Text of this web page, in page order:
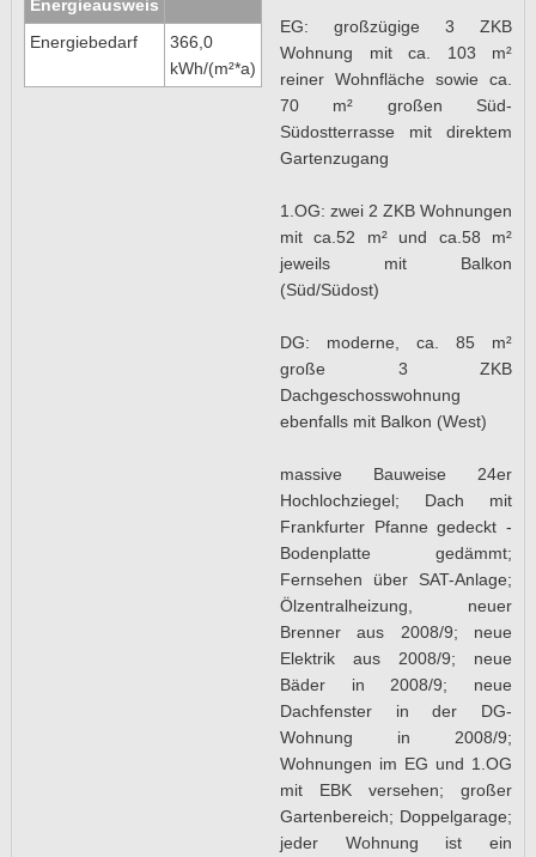
Energieausweis
Energiebedarf
366,0
kWh/(m²*a)
EG: großzügige 3 ZKB
Wohnung mit ca. 103 m²
reiner Wohnfläche sowie ca.
70 m² großen Süd-
Südostterrasse mit direktem
Gartenzugang
1.OG: zwei 2 ZKB Wohnungen
mit ca.52 m² und ca.58 m²
jeweils mit Balkon
(Süd/Südost)
DG: moderne, ca. 85 m²
große 3 ZKB
Dachgeschosswohnung
ebenfalls mit Balkon (West)
massive Bauweise 24er
Hochlochziegel; Dach mit
Frankfurter Pfanne gedeckt -
Bodenplatte gedämmt;
Fernsehen über SAT-Anlage;
Ölzentralheizung, neuer
Brenner aus 2008/9; neue
Elektrik aus 2008/9; neue
Bäder in 2008/9; neue
Dachfenster in der DG-
Wohnung in 2008/9;
Wohnungen im EG und 1.OG
mit EBK versehen; großer
Gartenbereich; Doppelgarage;
jeder Wohnung ist ein